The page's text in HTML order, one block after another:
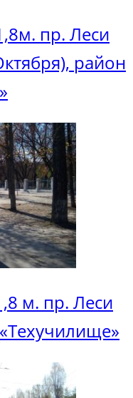
пр. Леси
район
м. пр. Леси